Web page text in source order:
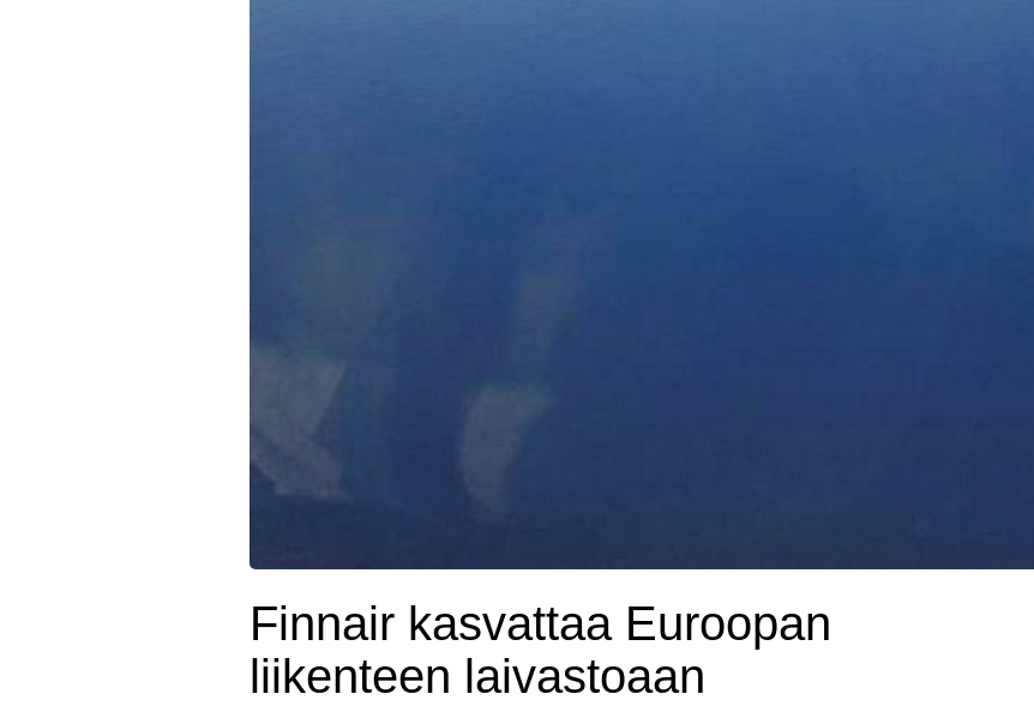
Finnair kasvattaa Euroopan
liikenteen laivastoaan